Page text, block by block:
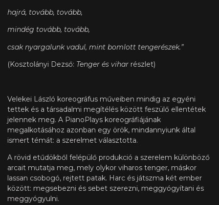
hajrá, tovább, tovább,
mindég tovább, tovább,
csak nyargalunk vadul, mint bomlott tengerészek.”
(Kosztolányi Dezső: Tenger és vihar részlet)
Velekei László koreográfus műveiben mindig az egyéni
tettek és a társadalmi megítélés között feszülő ellentétek
jelennek meg. A PianoPlays koreográfiájának
megalkotásához azonban egy örök, mindannyiunk által
ismert témát: a szerelmet választotta.
A rövid etűdökből felépülő produkció a szerelem különböző
arcait mutatja meg, mely olykor viharos tenger, máskor
lassan csobogó, rejtett patak. Harc és játszma két ember
között: megsebezni és sebet szerezni, meggyógyítani és
meggyógyulni.